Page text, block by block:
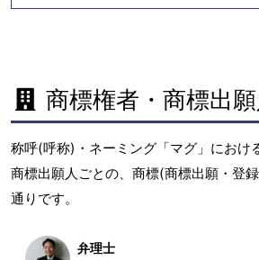
商標権者・商標出願
称呼(呼称)・ネーミング「マグ」におけ
商標出願人ごとの、商標(商標出願・登
通りです。
弁理士